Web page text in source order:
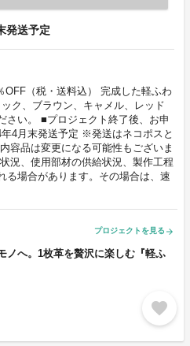
発送予定
OFF（税・送料込） 完成した軽ふわ
ク、ブラウン、キャメル、レッド
さい。 ■プロジェクト終了後、お申
4月末発送予定 ※発送はネコポスと
容品は変更になる可能性もございま
況、使用部材の供給状況、製作工程
る場合があります。その場合は、速
プロジェクトを見る arrow_forward
ノへ。1枚革を贅沢に楽しむ『軽ふ
favorite